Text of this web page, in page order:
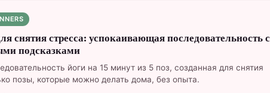
снятия стресса: успокаивающая последовательность с
подсказками
йоги на 15 минут из 5 поз, созданная для снятия
позы, которые можно делать дома, без опыта.